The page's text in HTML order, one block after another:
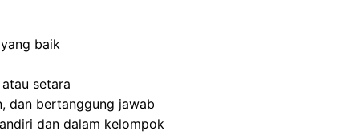
baik
setara
dan bertanggung jawab
dan dalam kelompok